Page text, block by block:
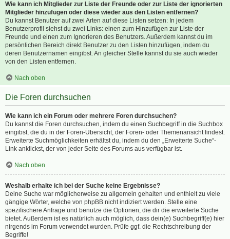
Wie kann ich Mitglieder zur Liste der Freunde oder zur Liste der ignorierten
Mitglieder hinzufügen oder diese wieder aus den Listen entfernen?
Du kannst Benutzer auf zwei Arten auf diese Listen setzen: In jedem
Benutzerprofil siehst du zwei Links: einen zum Hinzufügen zur Liste der
Freunde und einen zum Ignorieren des Benutzers. Außerdem kannst du im
persönlichen Bereich direkt Benutzer zu den Listen hinzufügen, indem du
deren Benutzernamen eingibst. An gleicher Stelle kannst du sie auch wieder
von den Listen entfernen.
Nach oben
Die Foren durchsuchen
Wie kann ich ein Forum oder mehrere Foren durchsuchen?
Du kannst die Foren durchsuchen, indem du einen Suchbegriff in die Suchbox
eingibst, die du in der Foren-Übersicht, der Foren- oder Themenansicht findest.
Erweiterte Suchmöglichkeiten erhältst du, indem du den „Erweiterte Suche“-
Link anklickst, der von jeder Seite des Forums aus verfügbar ist.
Nach oben
Weshalb erhalte ich bei der Suche keine Ergebnisse?
Deine Suche war möglicherweise zu allgemein gehalten und enthielt zu viele
gängige Wörter, welche von phpBB nicht indiziert werden. Stelle eine
spezifischere Anfrage und benutze die Optionen, die dir die erweiterte Suche
bietet. Außerdem ist es natürlich auch möglich, dass dein(e) Suchbegriff(e) hier
nirgends im Forum verwendet wurden. Prüfe ggf. die Rechtschreibung der
Begriffe!